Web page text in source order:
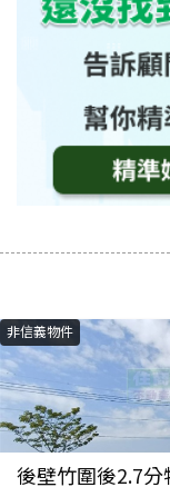
非信義物件